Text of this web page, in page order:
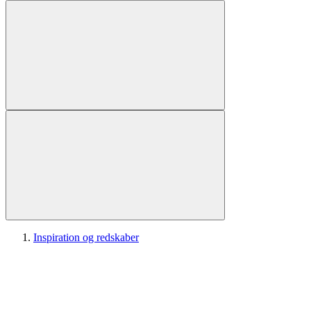
Inspiration og redskaber